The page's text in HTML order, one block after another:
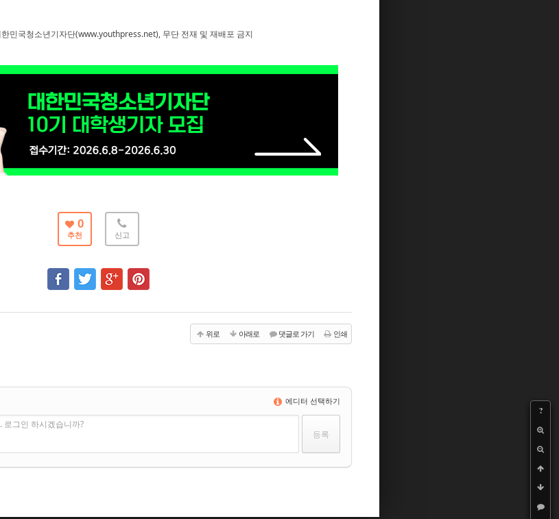
?
민국청소년기자단(www.youthpress.net), 무단 전재 및 재배포 금지
0
추천 신고
위로 아래로 댓글로 가기 인쇄
에디터 선택하기
로그인 하시겠습니까?